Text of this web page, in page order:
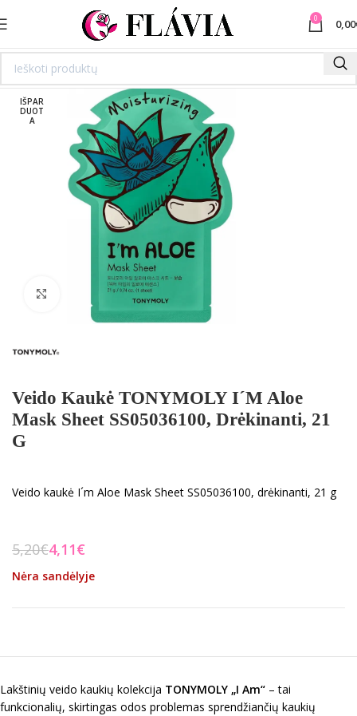
0 0,00
IŠPAR
DUOT
A
Spustelėkite norėdami padidinti
Veido Kaukė TONYMOLY I´m Aloe
Mask Sheet SS05036100, Drėkinanti, 21
G
Veido kaukė I´m Aloe Mask Sheet SS05036100, drėkinanti, 21 g
5,20€4,11€
Nėra sandėlyje
Lakštinių veido kaukių kolekcija TONYMOLY „I Am“ – tai
funkcionalių, skirtingas odos problemas sprendžiančių kaukių